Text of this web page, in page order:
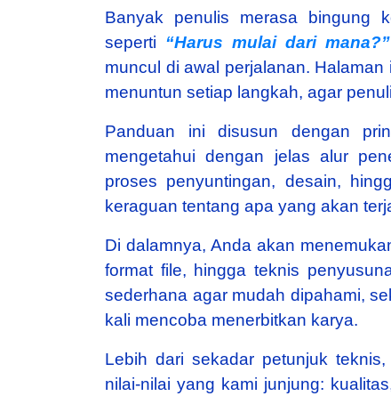
Banyak penulis merasa bingung
seperti “Harus mulai dari mana?”
muncul di awal perjalanan.
menuntun setiap langkah, agar
Panduan ini disusun dengan
mengetahui dengan jelas alur
proses penyuntingan, desain,
keraguan tentang apa yang akan
Di dalamnya, Anda akan
format file, hingga teknis
sederhana agar mudah dipahami,
kali mencoba menerbitkan karya.
Lebih dari sekadar petunjuk
nilai-nilai yang kami junjung: